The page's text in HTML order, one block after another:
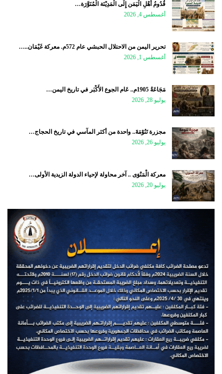
قُدُومُ أَهْلِ الْيَمَن إِلَى الْمَدِيْنَة الْمُنَوَّرَة…
أغسطس 4, 2026
تحرير اليمن من الاحتلال الحبشي عام 572م. معركة غَيْمَان..…
أغسطس 1, 2026
مَجَاعَةُ 1905م.. عَام الجوع الأَكْبَر في تاريخ اليمن…
يوليو 28, 2026
مجزرة تَنُوْمَةَ.. واحدة من أكثر المآسي في تاريخ الحجاج…
يوليو 26, 2026
معركة الْمَنْوَى .. آخر محاولة لإحياء الدولة الزيدية الأولى…
يوليو 20, 2026